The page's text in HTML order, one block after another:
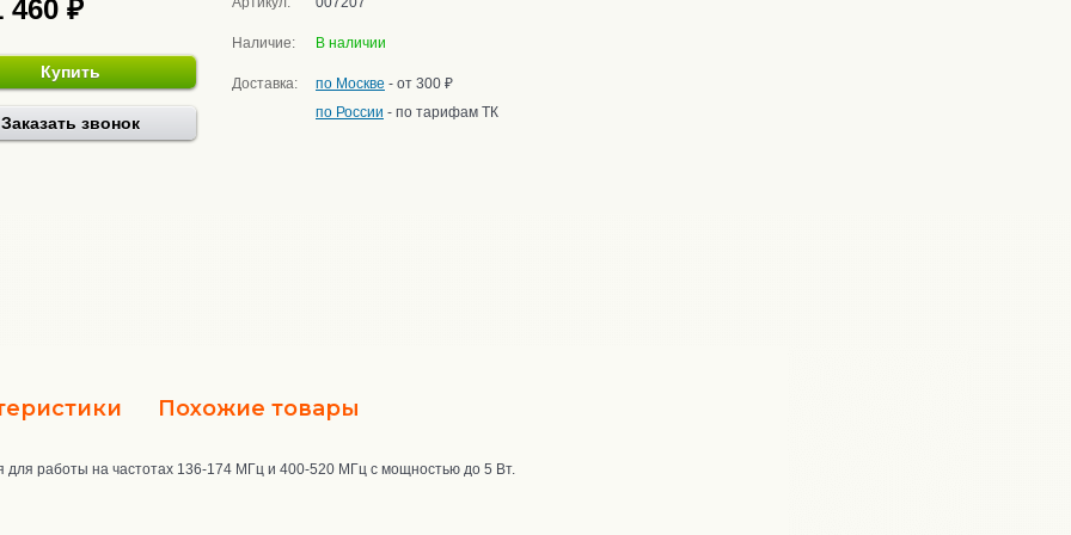
460 ₽
Купить
Заказать звонок
Наличие: В наличии
Доставка: по Москве - от 300 ₽
по России - по тарифам ТК
Похожие товары
для работы на частотах 136-174 МГц и 400-520 МГц с мощностью до 5 Вт.